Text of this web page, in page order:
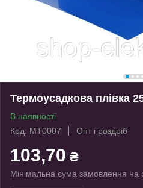
Термоусадкова плівка
В наявності
Код: MT0007
Опт і роздріб
103,70 ₴
Мінімальна сума замовлення на